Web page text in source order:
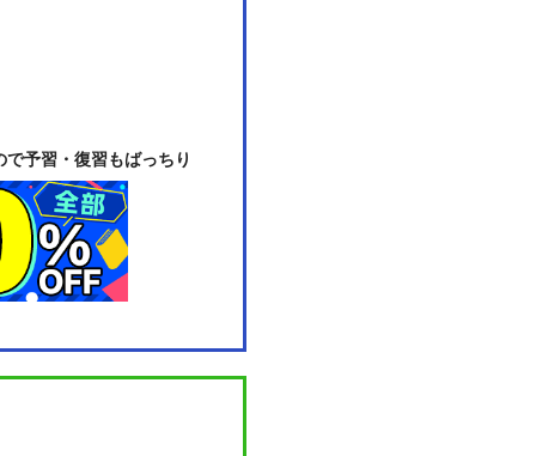
予習・復習もばっちり